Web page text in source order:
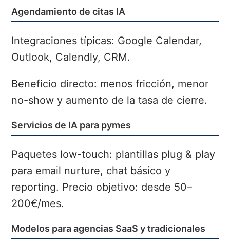
Agendamiento de citas IA
Integraciones típicas: Google Calendar,
Outlook, Calendly, CRM.
Beneficio directo: menos fricción, menor
no-show y aumento de la tasa de cierre.
Servicios de IA para pymes
Paquetes low-touch: plantillas plug & play
para email nurture, chat básico y
reporting. Precio objetivo: desde 50–
200€/mes.
Modelos para agencias SaaS y tradicionales